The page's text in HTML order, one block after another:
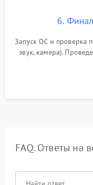
6.
Запуск ОС и проверка
звук, камера).
для контроля
системы
FAQ. Ответы на